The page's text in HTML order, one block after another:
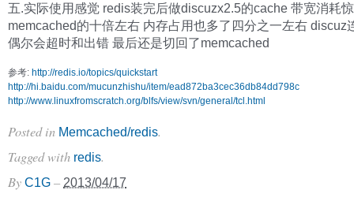
五.实际使用感觉 redis装完后做discuzx2.5的cache 带宽消耗
memcached的十倍左右 内存占用也多了四分之一左右 discuz
偶尔会超时和出错 最后还是切回了memcached
参考: http://redis.io/topics/quickstart
http://hi.baidu.com/mucunzhishu/item/ead872ba3cec36db84dd798c
http://www.linuxfromscratch.org/blfs/view/svn/general/tcl.html
Posted in Memcached/redis.
Tagged with redis.
By C1G – 2013/04/17